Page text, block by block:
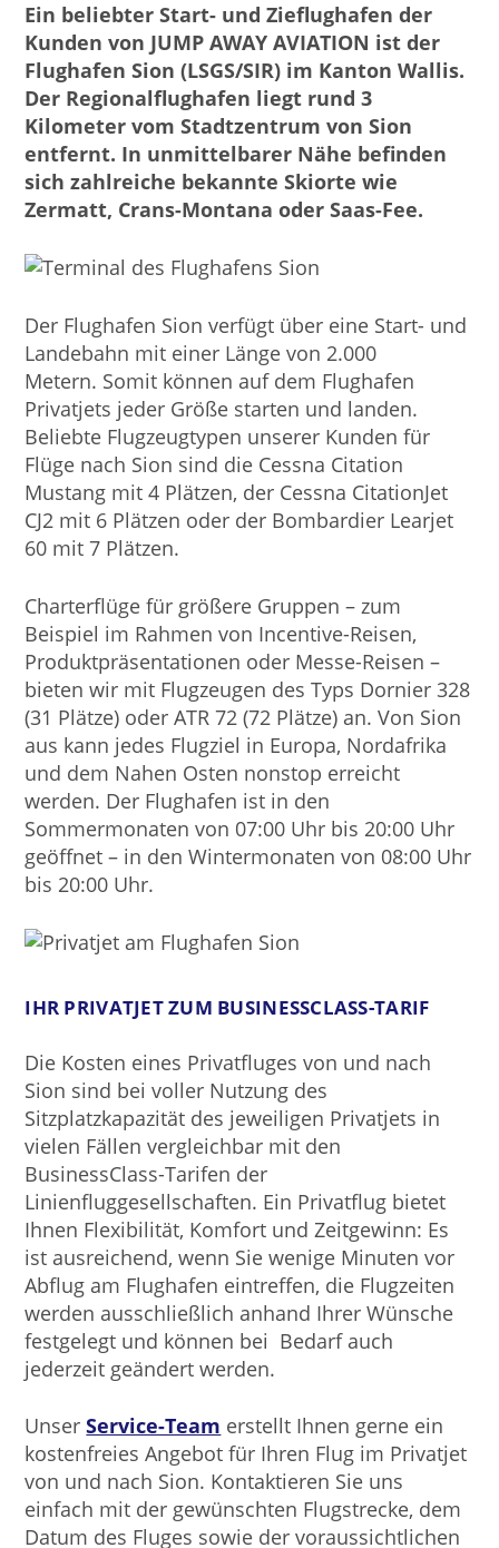
Ein beliebter Start- und Zieflughafen der
Kunden von JUMP AWAY AVIATION ist der
Flughafen Sion (LSGS/SIR) im Kanton Wallis.
Der Regionalflughafen liegt rund 3
Kilometer vom Stadtzentrum von Sion
entfernt. In unmittelbarer Nähe befinden
sich zahlreiche bekannte Skiorte wie
Zermatt, Crans-Montana oder Saas-Fee.
Der Flughafen Sion verfügt über eine Start- und
Landebahn mit einer Länge von 2.000
Metern. Somit können auf dem Flughafen
Privatjets jeder Größe starten und landen.
Beliebte Flugzeugtypen unserer Kunden für
Flüge nach Sion sind die Cessna Citation
Mustang mit 4 Plätzen, der Cessna CitationJet
CJ2 mit 6 Plätzen oder der Bombardier Learjet
60 mit 7 Plätzen.
Charterflüge für größere Gruppen – zum
Beispiel im Rahmen von Incentive-Reisen,
Produktpräsentationen oder Messe-Reisen –
bieten wir mit Flugzeugen des Typs Dornier 328
(31 Plätze) oder ATR 72 (72 Plätze) an. Von Sion
aus kann jedes Flugziel in Europa, Nordafrika
und dem Nahen Osten nonstop erreicht
werden. Der Flughafen ist in den
Sommermonaten von 07:00 Uhr bis 20:00 Uhr
geöffnet – in den Wintermonaten von 08:00 Uhr
bis 20:00 Uhr.
IHR PRIVATJET ZUM BUSINESSCLASS-TARIF
Die Kosten eines Privatfluges von und nach
Sion sind bei voller Nutzung des
Sitzplatzkapazität des jeweiligen Privatjets in
vielen Fällen vergleichbar mit den
BusinessClass-Tarifen der
Linienfluggesellschaften. Ein Privatflug bietet
Ihnen Flexibilität, Komfort und Zeitgewinn: Es
ist ausreichend, wenn Sie wenige Minuten vor
Abflug am Flughafen eintreffen, die Flugzeiten
werden ausschließlich anhand Ihrer Wünsche
festgelegt und können bei Bedarf auch
jederzeit geändert werden.
UnserService-Team erstellt Ihnen gerne ein
kostenfreies Angebot für Ihren Flug im Privatjet
von und nach Sion. Kontaktieren Sie uns
einfach mit der gewünschten Flugstrecke, dem
Datum des Fluges sowie der voraussichtlichen